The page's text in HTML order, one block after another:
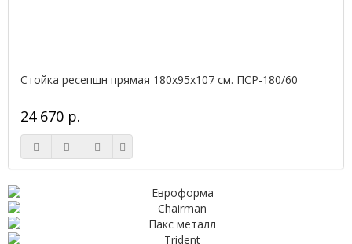
Стойка ресепшн прямая 180х95х107 см. ПСР-180/60
24 670 р.